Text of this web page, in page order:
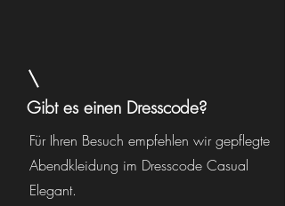
Gibt es einen Dresscode?
Für Ihren Besuch empfehlen wir gepflegte
Abendkleidung im Dresscode Casual
Elegant.